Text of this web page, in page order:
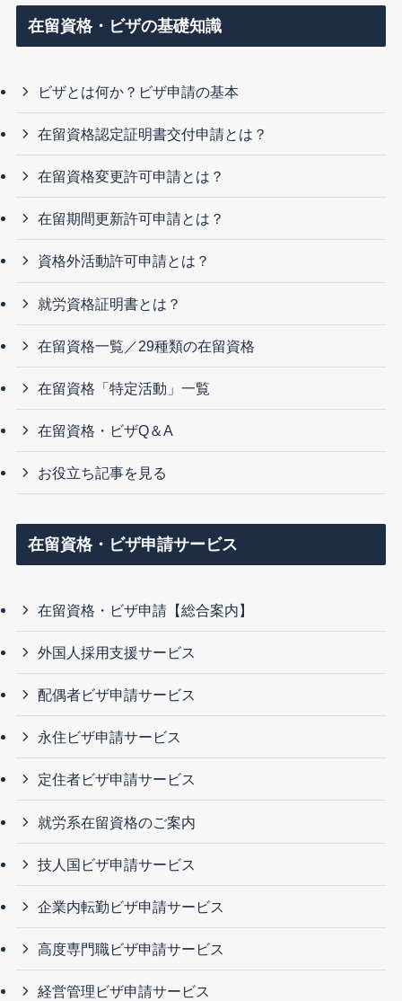
在留資格・ビザの基礎知識
ビザとは何か？ビザ申請の基本
在留資格認定証明書交付申請とは？
在留資格変更許可申請とは？
在留期間更新許可申請とは？
資格外活動許可申請とは？
就労資格証明書とは？
在留資格一覧／29種類の在留資格
在留資格「特定活動」一覧
在留資格・ビザQ＆A
お役立ち記事を見る
在留資格・ビザ申請サービス
在留資格・ビザ申請【総合案内】
外国人採用支援サービス
配偶者ビザ申請サービス
永住ビザ申請サービス
定住者ビザ申請サービス
就労系在留資格のご案内
技人国ビザ申請サービス
企業内転勤ビザ申請サービス
高度専門職ビザ申請サービス
経営管理ビザ申請サービス